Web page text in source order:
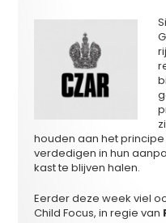
houden aan het
verdedigen in hun
kast te blijven halen.
Eerder deze week viel
Child Focus, in regie van